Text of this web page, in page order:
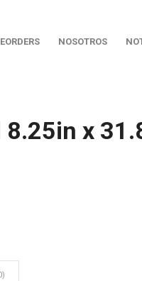
NOSOTROS
x